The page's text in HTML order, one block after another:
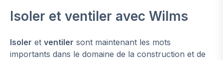
Isoler et ventiler avec Wilms
Isoler et ventiler sont maintenant les mots
importants dans le domaine de la construction et de